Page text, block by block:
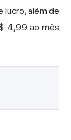
lucro, além de
4,99 ao mês